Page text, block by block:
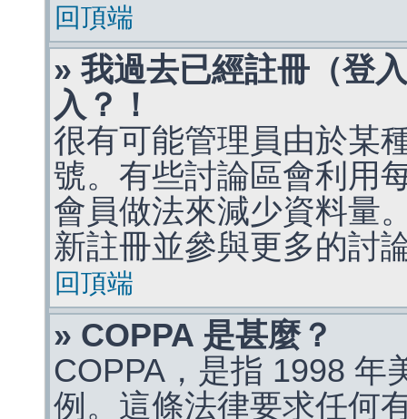
回頂端
» 我過去已經註冊（登
入？！
很有可能管理員由於某
號。有些討論區會利用
會員做法來減少資料量
新註冊並參與更多的討
回頂端
» COPPA 是甚麼？
COPPA，是指 1998 年
例。這條法律要求任何